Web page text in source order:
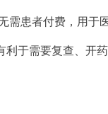
需患者付费，用
于需要复查、开